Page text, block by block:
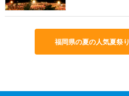
福岡県の夏の人気夏祭